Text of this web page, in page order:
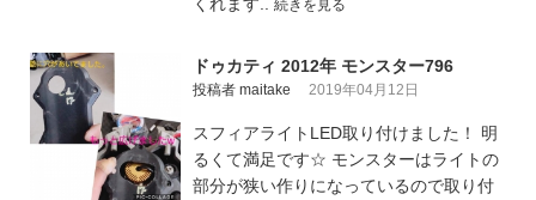
続きを見る
ドゥカティ 2012年 モンスター796
投稿者 maitake 2019年04月12日
スフィアライトLED取り付けました！ 明
るくて満足です☆ モンスターはライトの
部分が狭い作りになっているので取り付